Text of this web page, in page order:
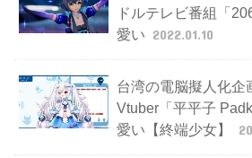
ドルテレビ番組「
愛い 2022.01.10
台湾の電脳擬人化企
Vtuber「平平子
愛い【終端少女】